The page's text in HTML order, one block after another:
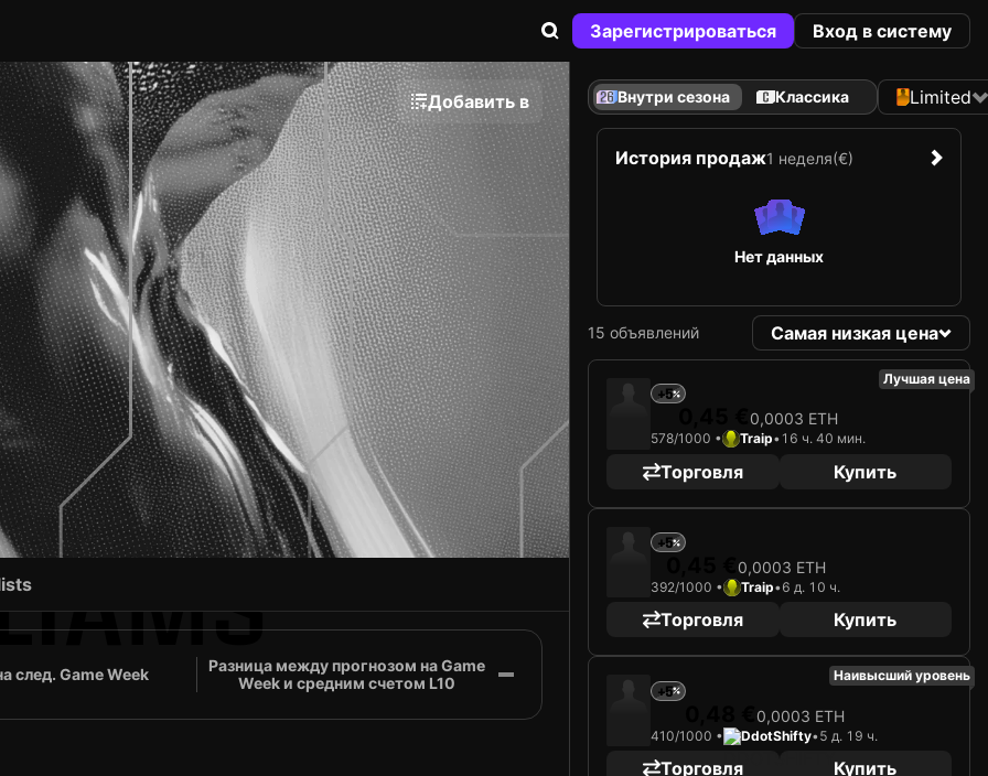
Зарегистрироваться Вход в систему
Добавить в
след. Game Week
Разница между прогнозом на Game
Week и средним счетом L10
Внутри сезона Классика Limited
История продаж1 неделя(€)
Нет данных
15 объявлений Самая низкая цена
Лучшая цена
+5
0,0003 ETH
578/1000 • Traip• 16 ч. 40 мин.
Торговля Купить
+5
0,0003 ETH
392/1000 • Traip•6 д. 10 ч.
Торговля Купить
Наивысший уровень
+5
0,0003 ETH
410/1000 • DdotShifty•5 д. 19 ч.
Торговля Купить